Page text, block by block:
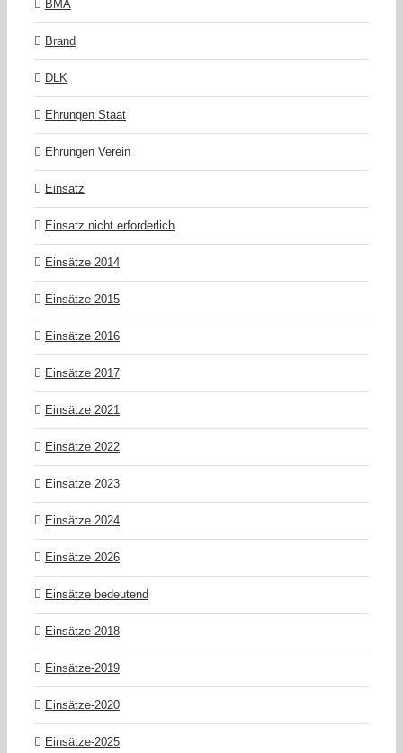
BMA
Brand
DLK
Ehrungen Staat
Ehrungen Verein
Einsatz
Einsatz nicht erforderlich
Einsätze 2014
Einsätze 2015
Einsätze 2016
Einsätze 2017
Einsätze 2021
Einsätze 2022
Einsätze 2023
Einsätze 2024
Einsätze 2026
Einsätze bedeutend
Einsätze-2018
Einsätze-2019
Einsätze-2020
Einsätze-2025